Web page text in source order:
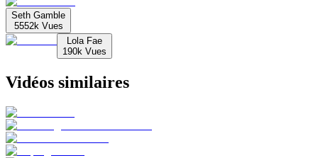
Seth Gamble
5552k Vues
Lola Fae
190k Vues
Vidéos similaires